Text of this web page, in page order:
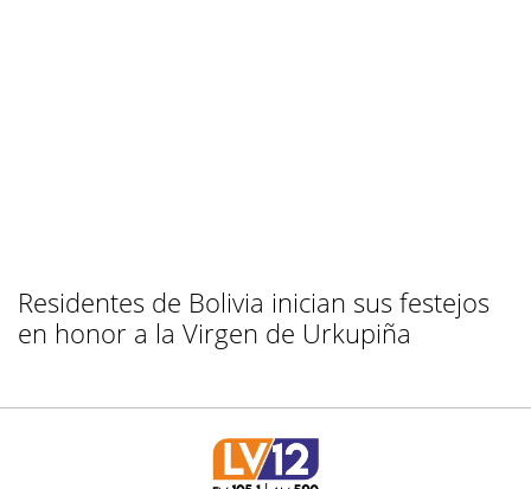
Residentes de Bolivia inician sus festejos
en honor a la Virgen de Urkupiña